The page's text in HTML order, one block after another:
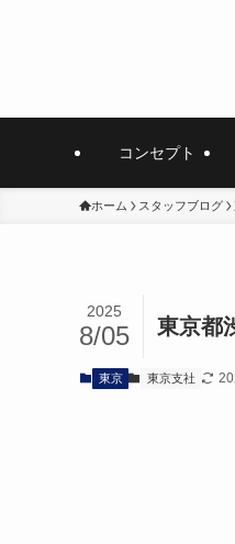
コンセプト
ホーム スタッフブログ
東京都
2025
8/05
東京 東京支社